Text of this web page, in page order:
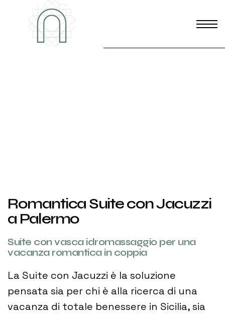
Romantica Suite con Jacuzzi
a Palermo
Suite con vasca idromassaggio per una
vacanza romantica in coppia
La Suite con Jacuzzi è la soluzione
pensata sia per chi è alla ricerca di una
vacanza di totale benessere in Sicilia, sia